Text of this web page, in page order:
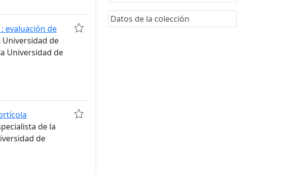
Datos de la colección
evaluación de
de
Universidad de
de la
de